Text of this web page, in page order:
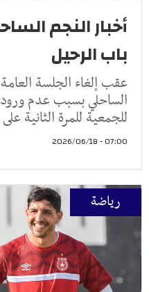
أخبار النجم
باب الرحيل
عقب إلغاء الجلسة العامة
الساحلي بسبب عدم ورود
للجمعية للمرة الثانية على
07:00 - 2026/06/18
رياضة